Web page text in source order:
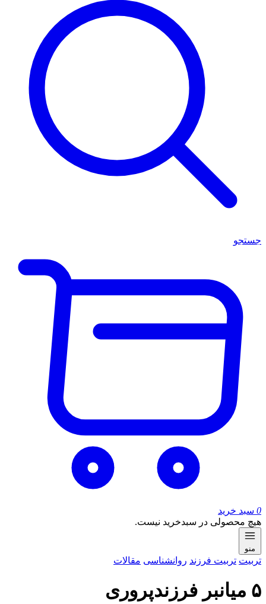
جستجو
0 سبد خرید
هیچ محصولی در سبدخرید نیست.
منو
تربیت تربیت فرزند روان‏‎شناسی مقالات
۵ میانبر فرزندپروری